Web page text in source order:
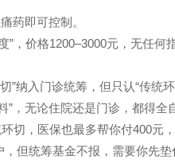
药即可控制。
，价格1200–3000元，无任何
纳入门诊统筹，但只认“传统环
，无论住院还是门诊，都得全
切，医保也最多帮你付400元
但统筹基金不报，需要你先垫